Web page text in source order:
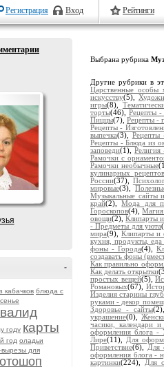
Регистрация Вход Рейтинги
-
кабачков блюда с
году карты
год оладьи
вырезы для
Выбрана рубрика
Другие рубрики в
Царственные особы
искусству(5),
игры(8),
торты(46),Рецепты
Пиццы(7),Рецепты -
Рецепты -
выпечка(3), Рецепты
Рецепты - Блюда из
заповеди(1),Религия
Рамочки с
Рамочки необычные
кулинарных рецептов
России(37),
мировые(3),
Музыкальные сайты
край(2),Мода для
Гороскопов(4),Магия
овощи(2),Клипарты
- Предметы для уюта
мира(9), Клипарты и
кухня, продукты, еда
фоны - Города(4),
создавать фоны
Как правильно
Как делать открытки
простых вещей(5),
Романовых(67),
Изделия старины
руками - декор
Здоровье - сайты
украшение(0),
часики, календари и
оформления блога -
Лире(11), Для
Приветствие(6), Для
оформления блога -
картинки(224), Для